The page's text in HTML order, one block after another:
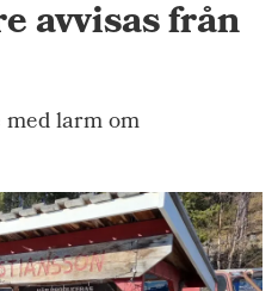
avvisas från
larm om